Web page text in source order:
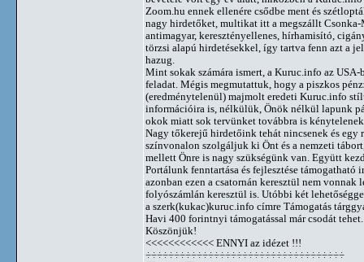
Zoom.hu ennek ellenére csődbe ment és
nagy hirdetőket, multikat itt a megszállt Csonka-
antimagyar, keresztényellenes, hírhamisító,
törzsi alapú hirdetésekkel, így tartva fenn azt a
hazug.
Mint sokak számára ismert, a Kuruc.info az
feladat. Mégis megmutattuk, hogy a piszkos
(eredménytelenül) majmolt eredeti Kuruc.info
információira is, nélkülük, Önök nélkül lapunk
okok miatt sok tervünket továbbra is
Nagy tőkerejű hirdetőink tehát nincsenek és egy
színvonalon szolgáljuk ki Önt és a nemzeti
mellett Önre is nagy szükségünk van. Együtt
Portálunk fenntartása és fejlesztése támogatható
azonban ezen a csatornán keresztül nem
folyószámlán keresztül is. Utóbbi két
a szerk(kukac)kuruc.info címre Támogatás
Havi 400 forintnyi támogatással már csodát
Köszönjük!
<<<<<<<<<<<< ENNYI az idézet !!!
÷÷÷÷÷÷÷÷÷÷÷÷÷÷÷÷÷÷÷÷÷÷÷÷÷÷÷÷÷÷÷÷÷÷÷